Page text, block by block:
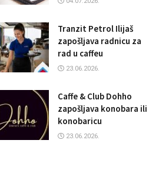
Tranzit Petrol Ilijaš
zapošljava radnicu za
rad u caffeu
23.06.2026.
Caffe & Club Dohho
zapošljava konobara ili
konobaricu
23.06.2026.